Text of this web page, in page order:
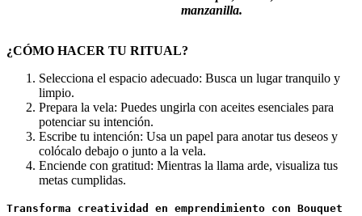
manzanilla.
¿CÓMO HACER TU RITUAL?
Selecciona el espacio adecuado: Busca un lugar tranquilo y
limpio.
Prepara la vela: Puedes ungirla con aceites esenciales para
potenciar su intención.
Escribe tu intención: Usa un papel para anotar tus deseos y
colócalo debajo o junto a la vela.
Enciende con gratitud: Mientras la llama arde, visualiza tus
metas cumplidas.
Transforma creatividad en emprendimiento con Bouquet